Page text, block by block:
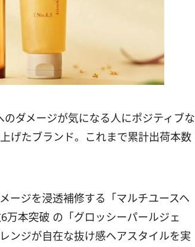
ダメージが気になる人にポジティブな
げたブランド。これまで累計出荷本数
ージを浸透補修する「マルチユースヘ
万本突破 の「グロッシーパールジェ
ンジが自在な抜け感ヘアスタイルを実